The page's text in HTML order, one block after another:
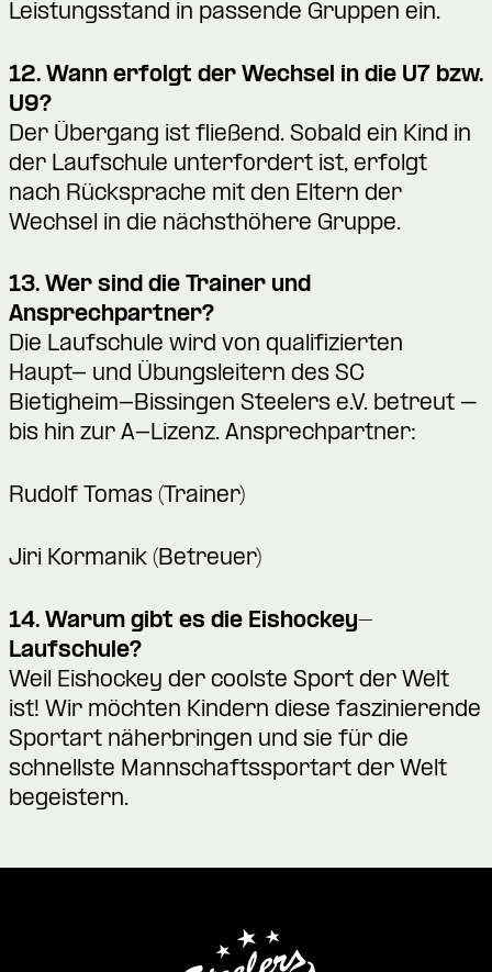
Leistungsstand in passende Gruppen ein.
12. Wann erfolgt der Wechsel in die U7 bzw.
U9?
Der Übergang ist fließend. Sobald ein Kind in
der Laufschule unterfordert ist, erfolgt
nach Rücksprache mit den Eltern der
Wechsel in die nächsthöhere Gruppe.
13. Wer sind die Trainer und
Ansprechpartner?
Die Laufschule wird von qualifizierten
Haupt- und Übungsleitern des SC
Bietigheim-Bissingen Steelers e.V. betreut –
bis hin zur A-Lizenz. Ansprechpartner:
Rudolf Tomas (Trainer)
Jiri Kormanik (Betreuer)
14. Warum gibt es die Eishockey-
Laufschule?
Weil Eishockey der coolste Sport der Welt
ist! Wir möchten Kindern diese faszinierende
Sportart näherbringen und sie für die
schnellste Mannschaftssportart der Welt
begeistern.